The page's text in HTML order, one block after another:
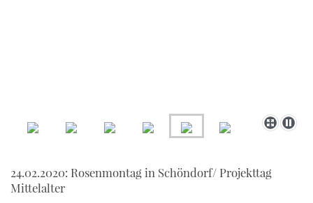
24.02.2020: Rosenmontag in Schöndorf/ Projekttag
Mittelalter